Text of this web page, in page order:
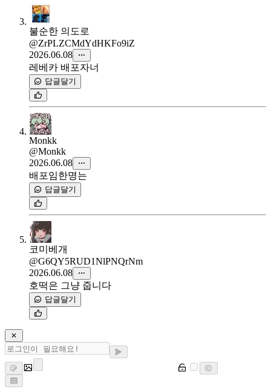
불순한 의도로
@ZrPLZCMdYdHKFo9iZ
2026.06.08
레베카 배포자너
답글달기
Monkk
@Monkk
2026.06.08
배포임한명는
답글달기
코미베개
@G6QY5RUD1NlPNQrNm
2026.06.08
호떡은 그냥 줍니다
답글달기